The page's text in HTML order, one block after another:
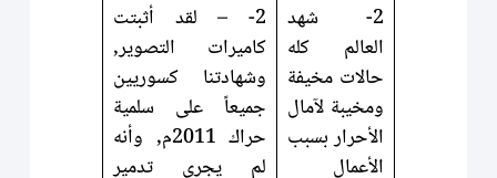
2- شهد
العالم كله
حالات مخيفة
ومخيبة لآمال
الأحرار بسبب
الأعمال
2- – لقد أثبتت
كاميرات التصوير,
وشهادتنا كسوريين
جميعاً على سلمية
حراك 2011م, وأنه
لم يجري تدمير